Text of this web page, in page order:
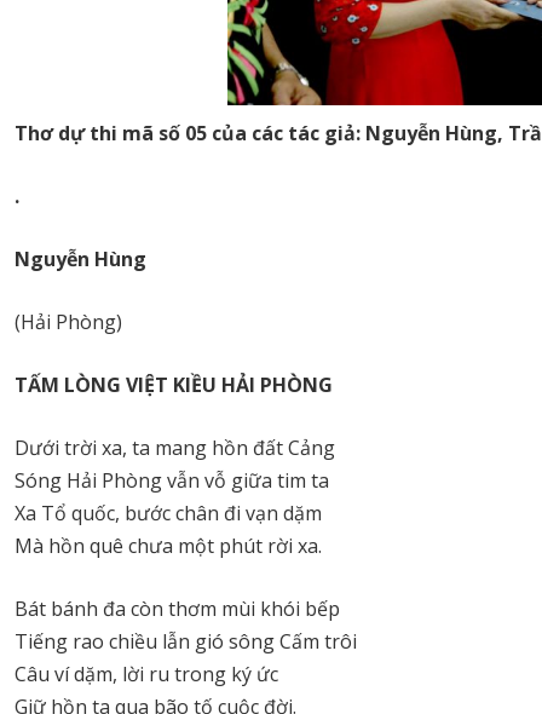
Thơ dự thi mã số 05 của các tác giả: Nguyễn Hùng,
.
Nguyễn Hùng
(Hải Phòng)
TẤM LÒNG VIỆT KIỀU HẢI PHÒNG
Dưới trời xa, ta mang hồn đất Cảng
Sóng Hải Phòng vẫn vỗ giữa tim ta
Xa Tổ quốc, bước chân đi vạn dặm
Mà hồn quê chưa một phút rời xa.
Bát bánh đa còn thơm mùi khói bếp
Tiếng rao chiều lẫn gió sông Cấm trôi
Câu ví dặm, lời ru trong ký ức
Giữ hồn ta qua bão tố cuộc đời.